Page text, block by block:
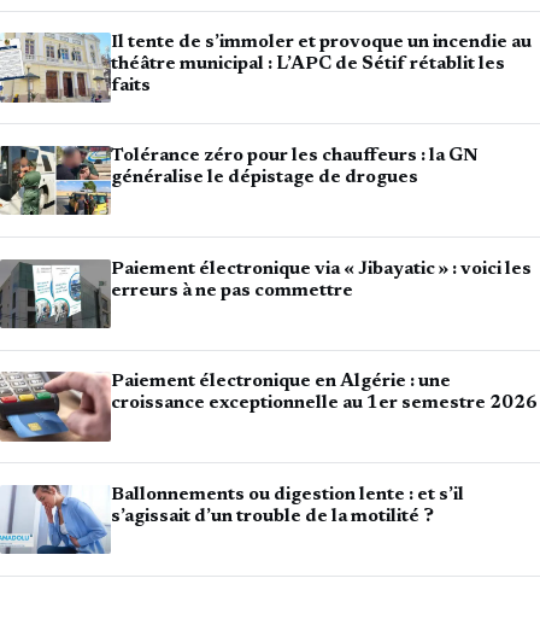
Il tente de s’immoler et provoque un incendie au
théâtre municipal : L’APC de Sétif rétablit les
faits
Tolérance zéro pour les chauffeurs : la GN
généralise le dépistage de drogues
Paiement électronique via « Jibayatic » : voici les
erreurs à ne pas commettre
Paiement électronique en Algérie : une
croissance exceptionnelle au 1er semestre 2026
Ballonnements ou digestion lente : et s’il
s’agissait d’un trouble de la motilité ?